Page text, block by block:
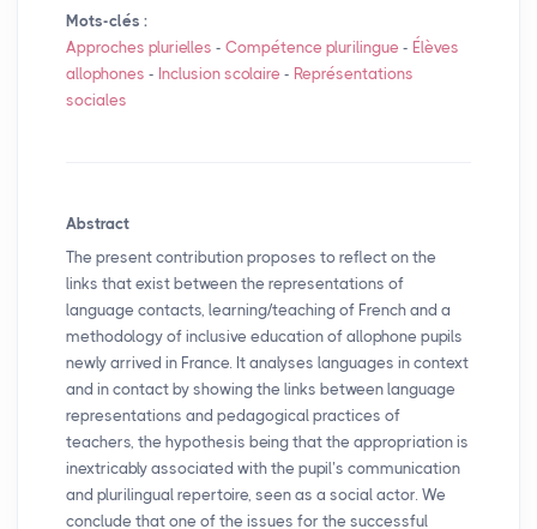
Mots-clés :
Approches plurielles - Compétence plurilingue - Élèves
allophones - Inclusion scolaire - Représentations
sociales
Abstract
The present contribution proposes to reflect on the
links that exist between the representations of
language contacts, learning/teaching of French and a
methodology of inclusive education of allophone pupils
newly arrived in France. It analyses languages in context
and in contact by showing the links between language
representations and pedagogical practices of
teachers, the hypothesis being that the appropriation is
inextricably associated with the pupil’s communication
and plurilingual repertoire, seen as a social actor. We
conclude that one of the issues for the successful